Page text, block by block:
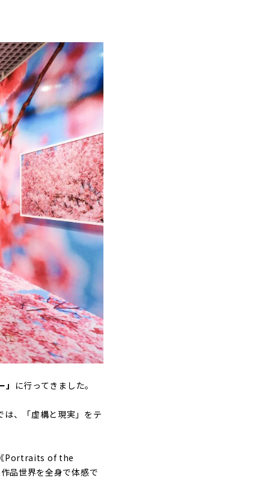
に行ってきました。
、「虚構と現実」をテ
《Portraits of the
品世界を全身で体感で